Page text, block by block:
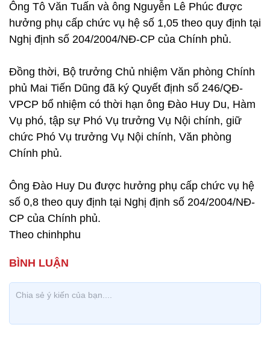
Ông Tô Văn Tuấn và ông Nguyễn Lê Phúc được
hưởng phụ cấp chức vụ hệ số 1,05 theo quy định tại
Nghị định số 204/2004/NĐ-CP của Chính phủ.
Đồng thời, Bộ trưởng Chủ nhiệm Văn phòng Chính
phủ Mai Tiến Dũng đã ký Quyết định số 246/QĐ-
VPCP bổ nhiệm có thời hạn ông Đào Huy Du, Hàm
Vụ phó, tập sự Phó Vụ trưởng Vụ Nội chính, giữ
chức Phó Vụ trưởng Vụ Nội chính, Văn phòng
Chính phủ.
Ông Đào Huy Du được hưởng phụ cấp chức vụ hệ
số 0,8 theo quy định tại Nghị định số 204/2004/NĐ-
CP của Chính phủ.
Theo chinhphu